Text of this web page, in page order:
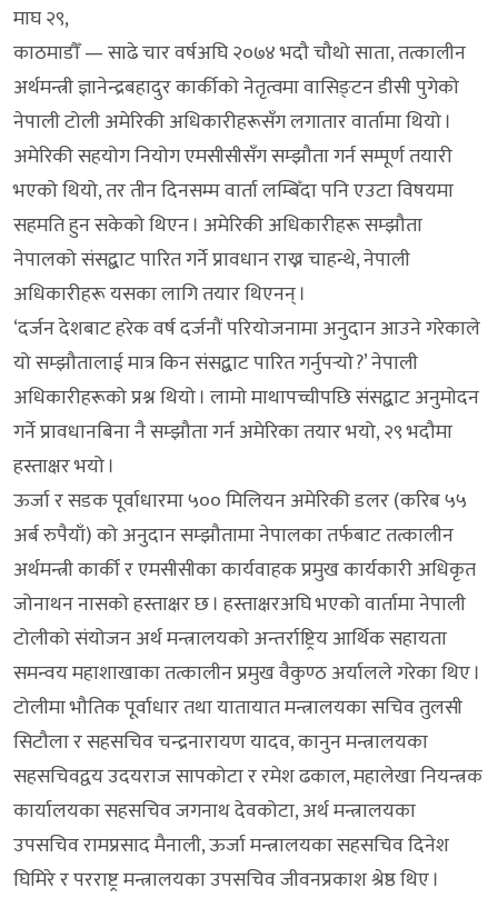
माघ २९,
काठमाडौँ — साढे चार वर्षअघि २०७४ भदौ चौथो साता, तत्कालीन
अर्थमन्त्री ज्ञानेन्द्रबहादुर कार्कीको नेतृत्वमा वासिङ्टन डीसी पुगेको
नेपाली टोली अमेरिकी अधिकारीहरूसँग लगातार वार्तामा थियो ।
अमेरिकी सहयोग नियोग एमसीसीसँग सम्झौता गर्न सम्पूर्ण तयारी
भएको थियो, तर तीन दिनसम्म वार्ता लम्बिँदा पनि एउटा विषयमा
सहमति हुन सकेको थिएन । अमेरिकी अधिकारीहरू सम्झौता
नेपालको संसद्बाट पारित गर्ने प्रावधान राख्न चाहन्थे, नेपाली
अधिकारीहरू यसका लागि तयार थिएनन् ।
‘दर्जन देशबाट हरेक वर्ष दर्जनौं परियोजनामा अनुदान आउने गरेकाले
यो सम्झौतालाई मात्र किन संसद्बाट पारित गर्नुपर्‍यो ?’ नेपाली
अधिकारीहरूको प्रश्न थियो । लामो माथापच्चीपछि संसद्बाट अनुमोदन
गर्ने प्रावधानबिना नै सम्झौता गर्न अमेरिका तयार भयो, २९ भदौमा
हस्ताक्षर भयो ।
ऊर्जा र सडक पूर्वाधारमा ५०० मिलियन अमेरिकी डलर (करिब ५५
अर्ब रुपैयाँ) को अनुदान सम्झौतामा नेपालका तर्फबाट तत्कालीन
अर्थमन्त्री कार्की र एमसीसीका कार्यवाहक प्रमुख कार्यकारी अधिकृत
जोनाथन नासको हस्ताक्षर छ । हस्ताक्षरअघि भएको वार्तामा नेपाली
टोलीको संयोजन अर्थ मन्त्रालयको अन्तर्राष्ट्रिय आर्थिक सहायता
समन्वय महाशाखाका तत्कालीन प्रमुख वैकुण्ठ अर्यालले गरेका थिए ।
टोलीमा भौतिक पूर्वाधार तथा यातायात मन्त्रालयका सचिव तुलसी
सिटौला र सहसचिव चन्द्रनारायण यादव, कानुन मन्त्रालयका
सहसचिवद्वय उदयराज सापकोटा र रमेश ढकाल, महालेखा नियन्त्रक
कार्यालयका सहसचिव जगनाथ देवकोटा, अर्थ मन्त्रालयका
उपसचिव रामप्रसाद मैनाली, ऊर्जा मन्त्रालयका सहसचिव दिनेश
घिमिरे र परराष्ट्र मन्त्रालयका उपसचिव जीवनप्रकाश श्रेष्ठ थिए ।